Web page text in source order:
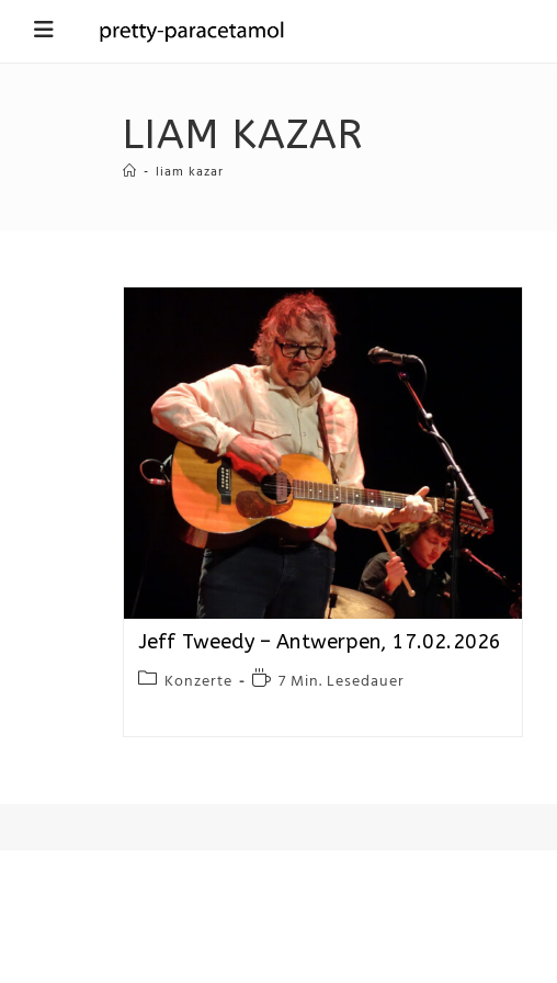
LIAM KAZAR
- liam kazar
Jeff Tweedy – Antwerpen, 17.02.2026
Konzerte 7 Min. Lesedauer